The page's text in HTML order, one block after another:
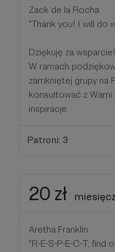
Zack de la Rocha
"Thank you! I will do
Dziękuję za wsparcie!
W ramach
zamkniętej grupy na
konsultować z Wami
inspiracje.
Patroni: 3
20 zł
Aretha Franklin
"R-E-S-P-E-C-T,